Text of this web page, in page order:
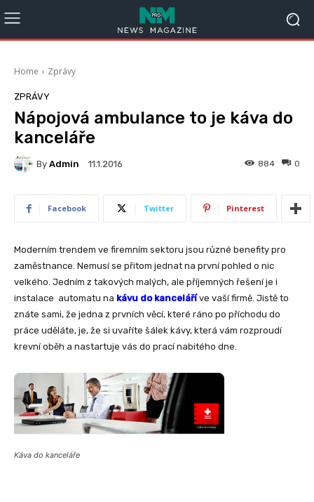
Home Zprávy
ZPRÁVY
Nápojová ambulance to je káva do
kanceláře
By Admin 11.1.2016 0
884
Facebook Twitter Pinterest
Moderním trendem ve firemním sektoru jsou různé benefity pro
zaměstnance. Nemusí se přitom jednat na první pohled o nic
velkého. Jedním z takových malých, ale příjemných řešení je i
instalace automatu na kávu do kanceláříve vaší firmě. Jistě to
znáte sami, že jedna z prvních věcí, které ráno po příchodu do
práce uděláte, je, že si uvaříte šálek kávy, která vám rozproudí
krevní oběh a nastartuje vás do prací nabitého dne.
Káva do kanceláře